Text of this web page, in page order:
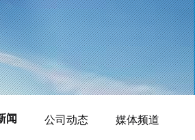
闻 公司动态 媒体频道